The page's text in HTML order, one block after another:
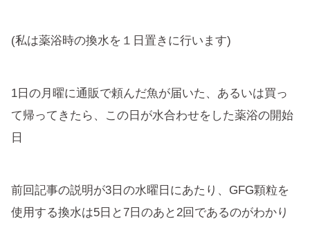
(私は薬浴時の換水を１日置きに行います)
1日の月曜に通販で頼んだ魚が届いた、あるいは買っ
て帰ってきたら、この日が水合わせをした薬浴の開始
日
前回記事の説明が3日の水曜日にあたり、GFG顆粒を
使用する換水は5日と7日のあと2回であるのがわかり